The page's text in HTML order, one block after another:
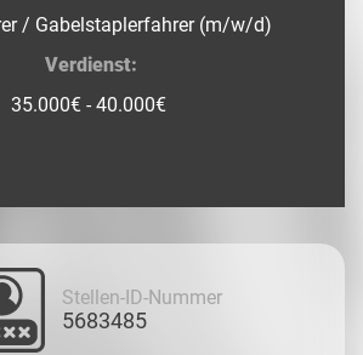
/ Gabelstaplerfahrer (m/w/d)
Verdienst:
35.000€ - 40.000€
Stellen-ID-Nummer
5683485